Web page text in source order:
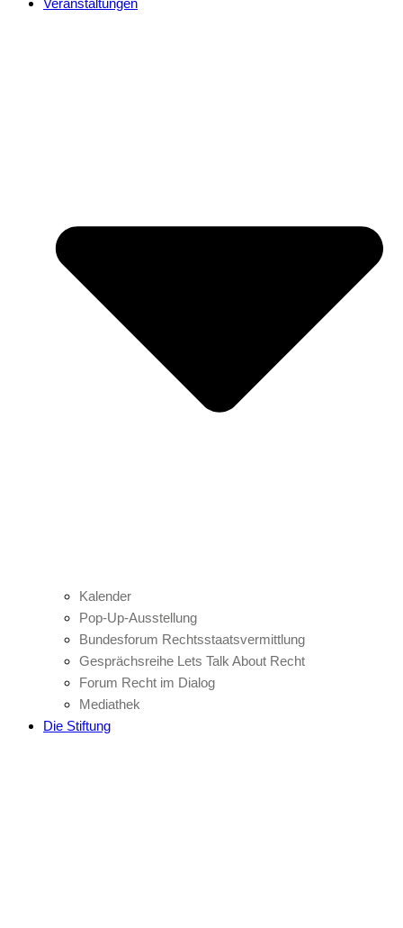
Veranstaltungen
Kalender
Pop-Up-Ausstellung
Bundesforum Rechtsstaatsvermittlung
Gesprächsreihe Lets Talk About Recht
Forum Recht im Dialog
Mediathek
Die Stiftung